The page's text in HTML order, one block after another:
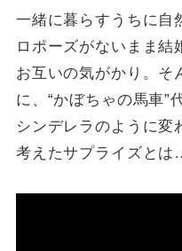
一緒に暮らすうちに自
ロポーズがないまま結
お互いの気がかり。そ
に、“かぼちゃの馬車”
シンデレラのように変
考えたサプライズとは